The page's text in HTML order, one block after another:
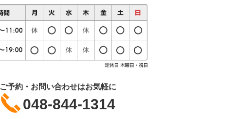
ご予約・お問い合わせはお気軽に
048-844-1314